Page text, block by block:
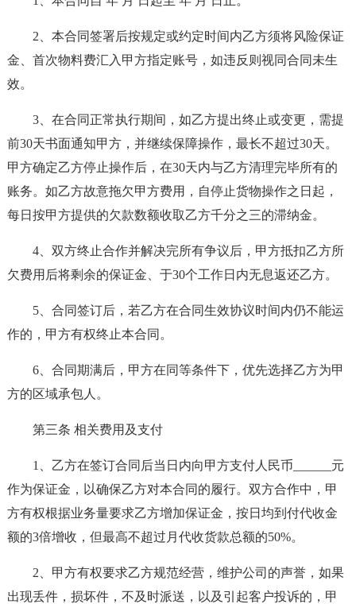
2、本合同签署后按规定或约定时间内乙方须将风险保证
金、首次物料费汇入甲方指定账号，如违反则视同合同未生
效。
3、在合同正常执行期间，如乙方提出终止或变更，需提
前30天书面通知甲方，并继续保障操作，最长不超过30天。
甲方确定乙方停止操作后，在30天内与乙方清理完毕所有的
账务。如乙方故意拖欠甲方费用，自停止货物操作之日起，
每日按甲方提供的欠款数额收取乙方千分之三的滞纳金。
4、双方终止合作并解决完所有争议后，甲方抵扣乙方所
欠费用后将剩余的保证金、于30个工作日内无息返还乙方。
5、合同签订后，若乙方在合同生效协议时间内仍不能运
作的，甲方有权终止本合同。
6、合同期满后，甲方在同等条件下，优先选择乙方为甲
方的区域承包人。
第三条 相关费用及支付
1、乙方在签订合同后当日内向甲方支付人民币______元
作为保证金，以确保乙方对本合同的履行。双方合作中，甲
方有权根据业务量要求乙方增加保证金，按日均到付代收金
额的3倍增收，但最高不超过月代收货款总额的50%。
2、甲方有权要求乙方规范经营，维护公司的声誉，如果
出现丢件，损坏件，不及时派送，以及引起客户投诉的，甲